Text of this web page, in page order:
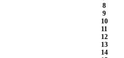
8
9
10
11
12
13
14